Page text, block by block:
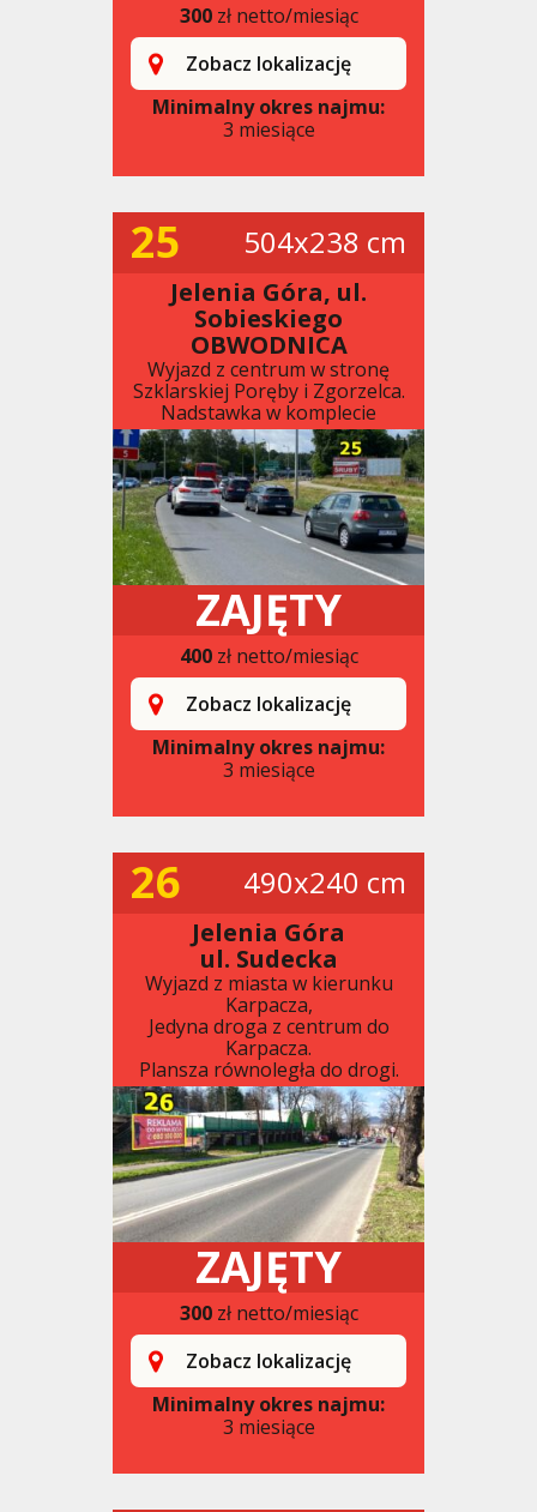
300zł netto/miesiąc
Zobacz lokalizację
Minimalny okres najmu:
3 miesiące
25 504x238 cm
Jelenia Góra, ul.
Sobieskiego
OBWODNICA
Wyjazd z centrum w stronę
Szklarskiej Poręby i Zgorzelca.
Nadstawka w komplecie
ZAJĘTY
400zł netto/miesiąc
Zobacz lokalizację
Minimalny okres najmu:
3 miesiące
26 490x240 cm
Jelenia Góra
ul. Sudecka
Wyjazd z miasta w kierunku
Karpacza,
Jedyna droga z centrum do
Karpacza.
Plansza równoległa do drogi.
ZAJĘTY
300zł netto/miesiąc
Zobacz lokalizację
Minimalny okres najmu:
3 miesiące